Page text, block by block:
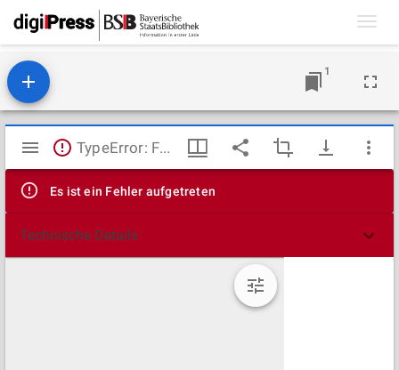
1
Mirador
Viewer
TypeError: Failed to fetch
Es ist ein Fehler aufgetreten
Technische Details